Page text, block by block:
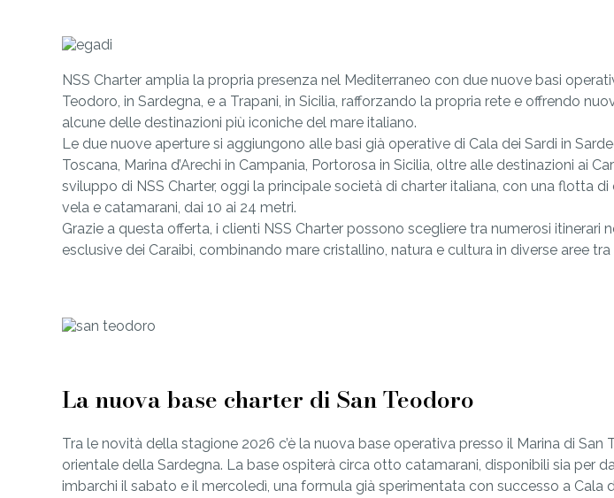
NSS Charter amplia la propria presenza nel Mediterraneo con due nuove basi
Teodoro, in Sardegna, e a Trapani, in Sicilia, rafforzando la propria rete e offrendo
alcune delle destinazioni più iconiche del mare italiano.
Le due nuove aperture si aggiungono alle basi già operative di Cala dei Sardi in
Toscana, Marina d’Arechi in Campania, Portorosa in Sicilia, oltre alle destinazioni ai
sviluppo di NSS Charter, oggi la principale società di charter italiana, con una flotta
vela e catamarani, dai 10 ai 24 metri.
Grazie a questa offerta, i clienti NSS Charter possono scegliere tra numerosi itinerari
esclusive dei Caraibi, combinando mare cristallino, natura e cultura in diverse aree
La nuova base charter di San Teodoro
Tra le novità della stagione 2026 c’è la nuova base operativa presso il Marina di
orientale della Sardegna. La base ospiterà circa otto catamarani, disponibili sia per
imbarchi il sabato e il mercoledì, una formula già sperimentata con successo a Cala